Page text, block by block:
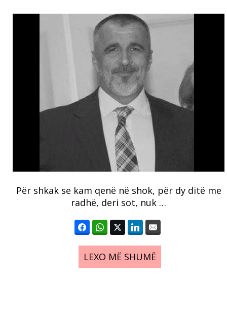
Për shkak se kam qenë në shok, për dy ditë me
radhë, deri sot, nuk …
LEXO MË SHUMË